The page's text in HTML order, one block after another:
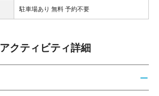
駐車場あり 無料 予約不要
アクティビティ詳細